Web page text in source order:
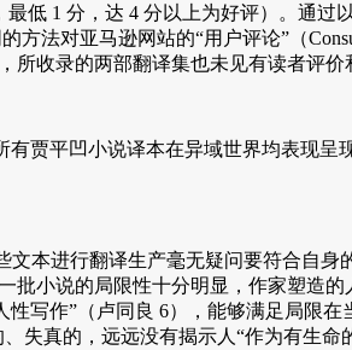
低 1 分，达 4 分以上为好评）。通
法对亚马逊网站的“用户评论”（
收录的两部翻译集也未见有读者评价
平凹小说译本在异域世界均表现呈
本进行翻译生产毫无疑问要符合自身
小说的局限性十分明显，作家塑造
写作”（卢同良 6），能够满足局限
失真的，远远没有揭示人“作为有生